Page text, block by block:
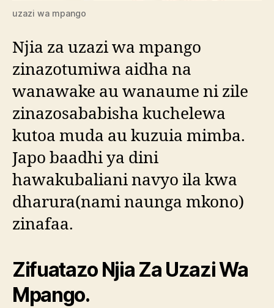
uzazi wa mpango
Njia za uzazi wa mpango
zinazotumiwa aidha na
wanawake au wanaume ni zile
zinazosababisha kuchelewa
kutoa muda au kuzuia mimba.
Japo baadhi ya dini
hawakubaliani navyo ila kwa
dharura(nami naunga mkono)
zinafaa.
Zifuatazo Njia Za Uzazi Wa
Mpango.